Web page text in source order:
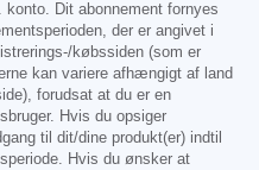
konto. Dit abonnement fornyes
der er angivet i
købssiden (som er
kan variere afhængigt af land
forudsat at du er en
Hvis du opsiger
til dit/dine produkt(er) indtil
Hvis du ønsker at